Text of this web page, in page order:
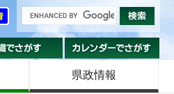
組織でさがす
県政情報